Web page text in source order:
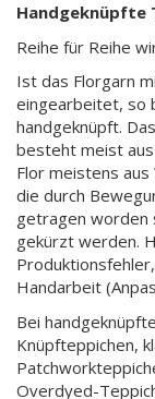
Handgeknüpfte
Reihe für Reihe
Ist das Florgarn
eingearbeitet, so
handgeknüpft.
besteht meist
Flor meistens
die durch
getragen worden
gekürzt werden.
Handarbeit
Bei
Knüpfteppichen,
Overdyed-